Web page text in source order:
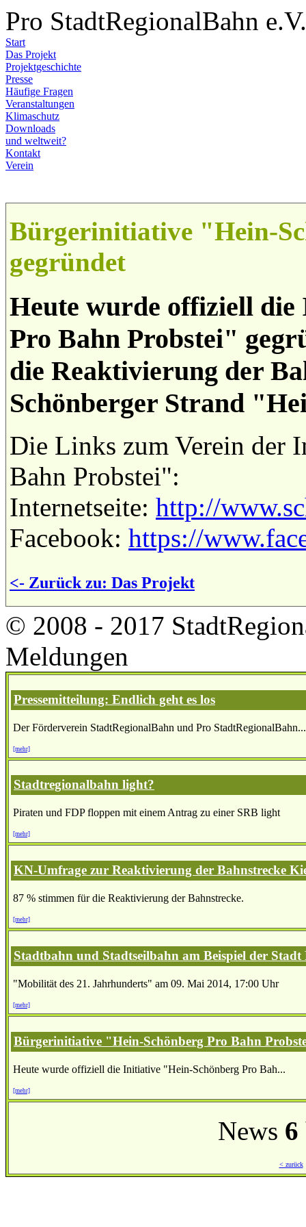
Pro StadtRegionalBahn e.V.
Start
Das Projekt
Projektgeschichte
Presse
Häufige Fragen
Veranstaltungen
Klimaschutz
Downloads
und weltweit?
Kontakt
Verein
Bürgerinitiative "Hein-
gegründet
Heute wurde offiziell
Pro Bahn Probstei"
die Reaktivierung der
Schönberger Strand
Die Links zum Verein der
Bahn Probstei":
Internetseite: http://
Facebook: https://
<- Zurück zu: Das Projekt
© 2008 - 2017
Meldungen
Pressemitteilung: Endlich geht es los
Der Förderverein StadtRegionalBahn und Pro StadtRegionalBahn...
[mehr]
Stadtregionalbahn light?
Piraten und FDP floppen mit einem Antrag zu einer SRB light
[mehr]
KN-Umfrage zur Reaktivierung der Bahnstrecke
87 % stimmen für die Reaktivierung der Bahnstrecke.
[mehr]
Stadtbahn und Stadtseilbahn am Beispiel der Stadt
"Mobilität des 21. Jahrhunderts" am 09. Mai 2014, 17:00 Uhr
[mehr]
Bürgerinitiative "Hein-Schönberg Pro Bahn
Heute wurde offiziell die Initiative "Hein-Schönberg Pro Bah...
[mehr]
News 6
< zurück